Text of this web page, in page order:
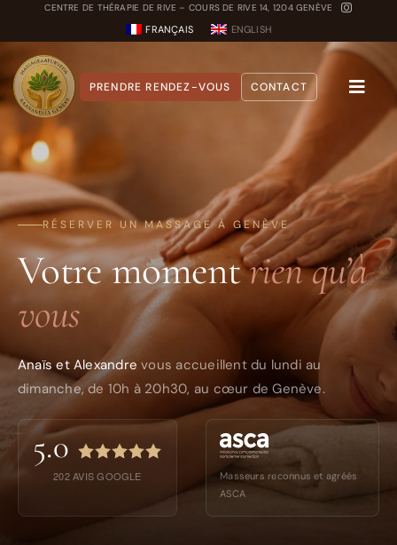
contenu
CENTRE DE THÉRAPIE DE RIVE – COURS DE RIVE 14, 1204 GENÈVE
FRANÇAIS ENGLISH
Toggle
A propos
Nos Soins
Carnet Ayurvédique
Quiz Dosha
PRENDRE RENDEZ-VOUS CONTACT
RÉSERVER UN MASSAGE À GENÈVE
Votre momentrien qu’à
vous
Anaïs et Alexandre vous accueillent du lundi au
dimanche, de 10h à 20h30, au cœur de Genève.
5.0
202AVIS GOOGLE
Masseurs reconnus et agréés
ASCA